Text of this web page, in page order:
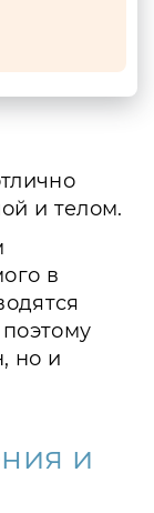
и телом.
в
но и
и